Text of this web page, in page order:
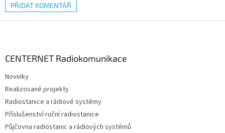
PŘIDAT KOMENTÁŘ
CENTERNET Radiokomunikace
Novinky
Realizované projekty
Radiostanice a rádiové systémy
Příslušenství ruční radiostanice
Půjčovna radiostanic a rádiových systémů